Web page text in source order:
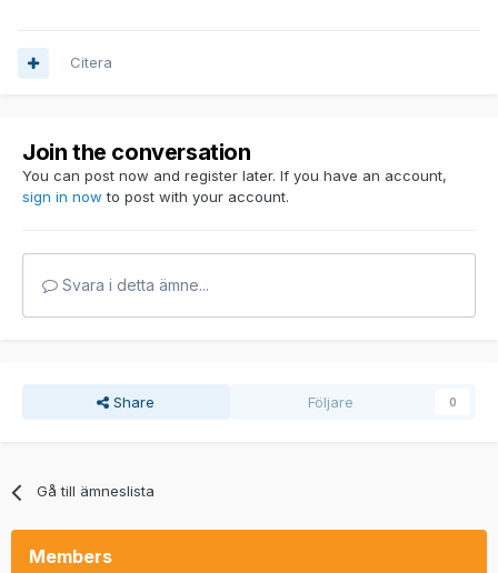
Citera
Join the conversation
You can post now and register later. If you have an account,
sign in now to post with your account.
Svara i detta ämne...
Share Följare 0
Gå till ämneslista
Members